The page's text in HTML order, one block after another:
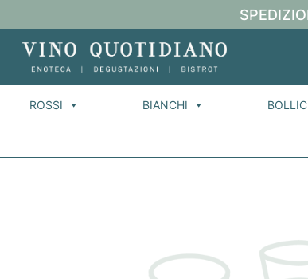
ROSSI BIANCHI